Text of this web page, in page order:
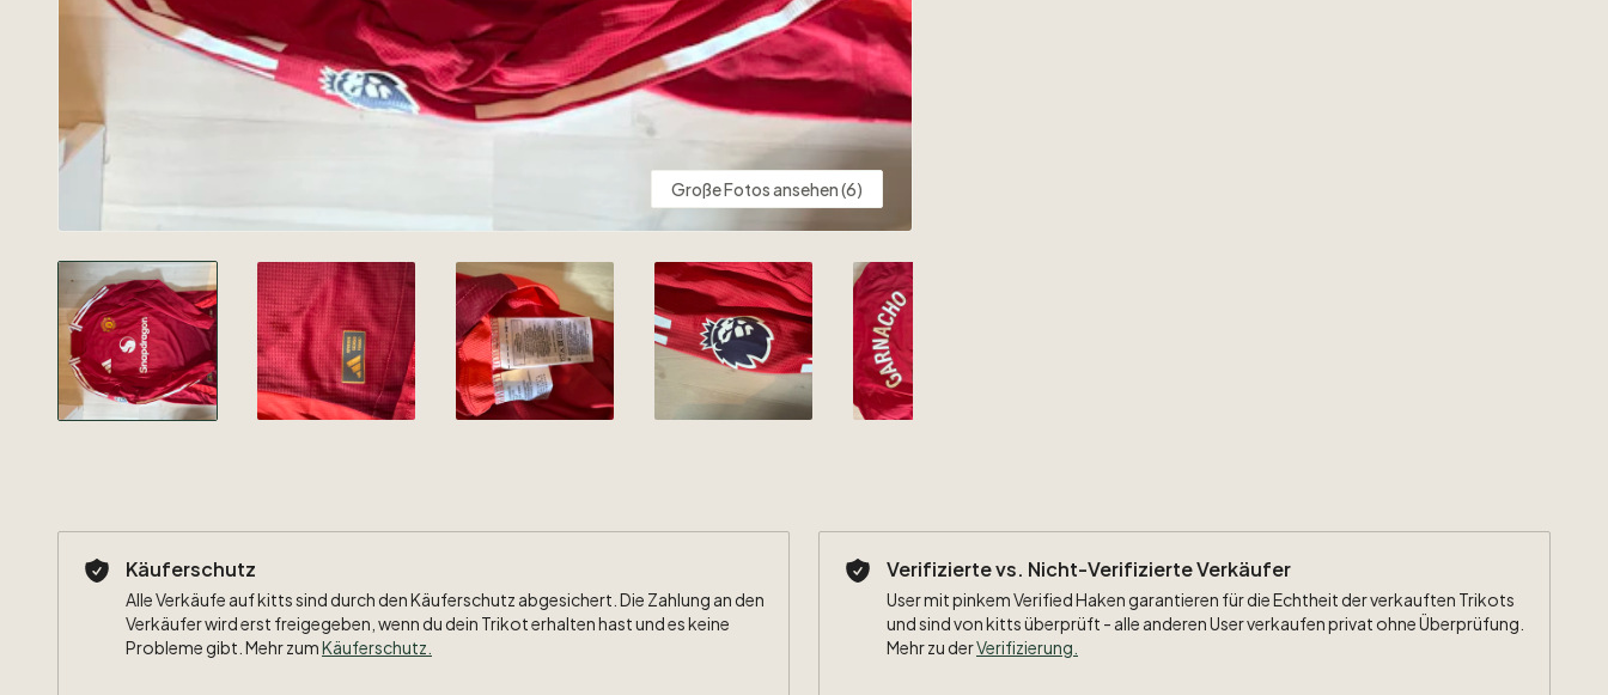
Große Fotos ansehen (6)
Käuferschutz
Alle Verkäufe auf kitts sind durch den Käuferschutz abgesichert. Die Zahlung an den
Verkäufer wird erst freigegeben, wenn du dein Trikot erhalten hast und es keine
Probleme gibt. Mehr zumKäuferschutz
Verifizierte vs. Nicht-Verifizierte Verkäufer
User mit pinkem Verified Haken garantieren für die Echtheit der verkauften Trikots
und sind von kitts überprüft - alle anderen User verkaufen privat ohne Überprüfung.
Mehr zu derVerifizierung.